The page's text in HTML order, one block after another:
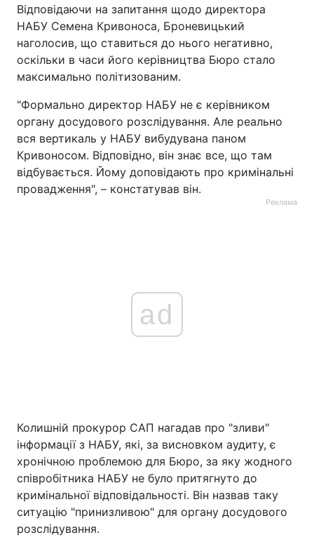
Відповідаючи на запитання щодо директора
НАБУ Семена Кривоноса, Броневицький
наголосив, що ставиться до нього негативно,
оскільки в часи його керівництва Бюро стало
максимально політизованим.
"Формально директор НАБУ не є керівником
органу досудового розслідування. Але реально
вся вертикаль у НАБУ вибудувана паном
Кривоносом. Відповідно, він знає все, що там
відбувається. Йому доповідають про кримінальні
провадження", – констатував він.
Реклама
ad
Колишній прокурор САП нагадав про "зливи"
інформації з НАБУ, які, за висновком аудиту, є
хронічною проблемою для Бюро, за яку жодного
співробітника НАБУ не було притягнуто до
кримінальної відповідальності. Він назвав таку
ситуацію "принизливою" для органу досудового
розслідування.